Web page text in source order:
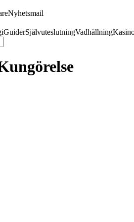
Nyhetsmail
GuiderSjälvuteslutningVadhållning